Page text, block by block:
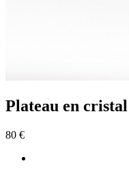
Plateau en
80 €